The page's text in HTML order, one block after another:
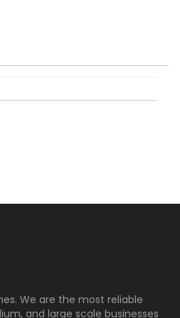
We are the most reliable
and large scale businesses